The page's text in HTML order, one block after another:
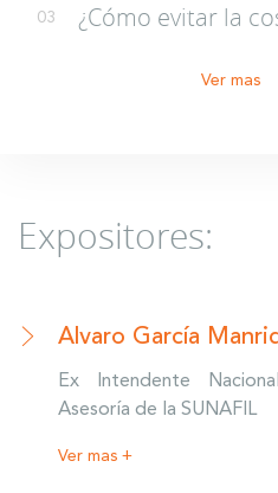
03 ¿Cómo evitar la
Ver mas
Expositores:
Álvaro García
Ex Intendente
Asesoría de la SUNAFIL
Ver mas +